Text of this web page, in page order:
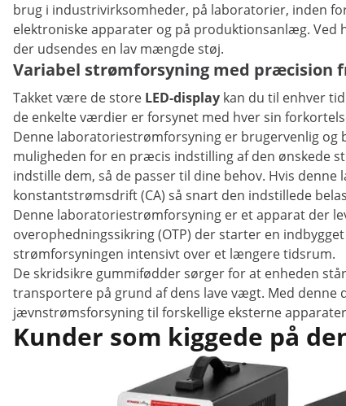
brug i industrivirksomheder, på laboratorier, inden
elektroniske apparater og på produktionsanlæg.
der udsendes en lav mængde støj.
Variabel strømforsyning med præcision
Takket være de store LED-display kan du til enhver
de enkelte værdier er forsynet med hver sin
Denne laboratoriestrømforsyning er brugervenlig
muligheden for en præcis indstilling af den ønskede
indstille dem, så de passer til dine behov. Hvis
konstantstrømsdrift (CA) så snart den indstillede
Denne laboratoriestrømforsyning er et apparat der
overophedningssikring (OTP) der starter en
strømforsyningen intensivt over et længere tidsrum.
De skridsikre gummifødder sørger for at enheden
transportere på grund af dens lave vægt. Med
jævnstrømsforsyning til forskellige eksterne
Kunder som kiggede på